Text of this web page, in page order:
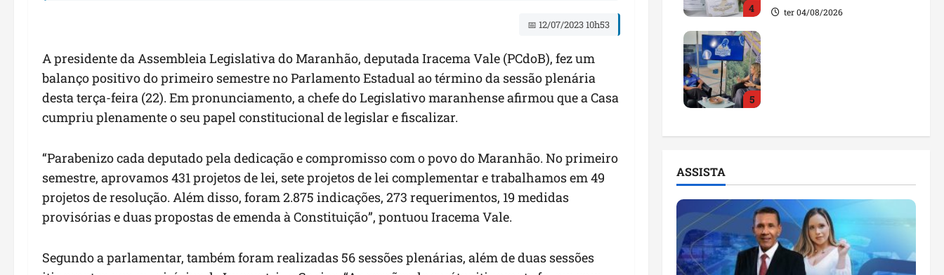
📅 12/07/2023 10h53
A presidente da Assembleia Legislativa do Maranhão, deputada Iracema Vale (PCdoB), fez um
balanço positivo do primeiro semestre no Parlamento Estadual ao término da sessão plenária
desta terça-feira (22). Em pronunciamento, a chefe do Legislativo maranhense afirmou que a Casa
cumpriu plenamente o seu papel constitucional de legislar e fiscalizar.
“Parabenizo cada deputado pela dedicação e compromisso com o povo do Maranhão. No primeiro
semestre, aprovamos 431 projetos de lei, sete projetos de lei complementar e trabalhamos em 49
projetos de resolução. Além disso, foram 2.875 indicações, 273 requerimentos, 19 medidas
provisórias e duas propostas de emenda à Constituição”, pontuou Iracema Vale.
Segundo a parlamentar, também foram realizadas 56 sessões plenárias, além de duas sessões
4 ter 04/08/2026
5
ASSISTA